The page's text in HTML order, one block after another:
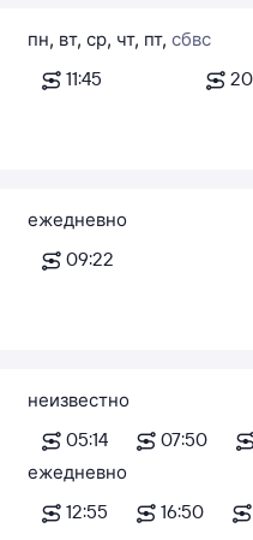
пн, вт, ср, чт, пт, сб
11:45
вс
ежедневно
09:22
неизвестно
05:14
07:50
ежедневно
12:55
16:50